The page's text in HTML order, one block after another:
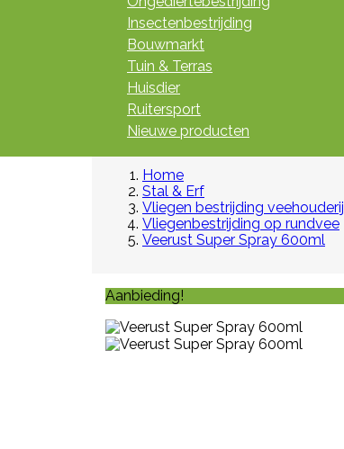
Insectenbestrijding
Bouwmarkt
Tuin & Terras
Huisdier
Ruitersport
Nieuwe producten
Home
Stal & Erf
Vliegen bestrijding veehouderij
Vliegenbestrijding op rundvee
Veerust Super Spray 600ml
Aanbieding!